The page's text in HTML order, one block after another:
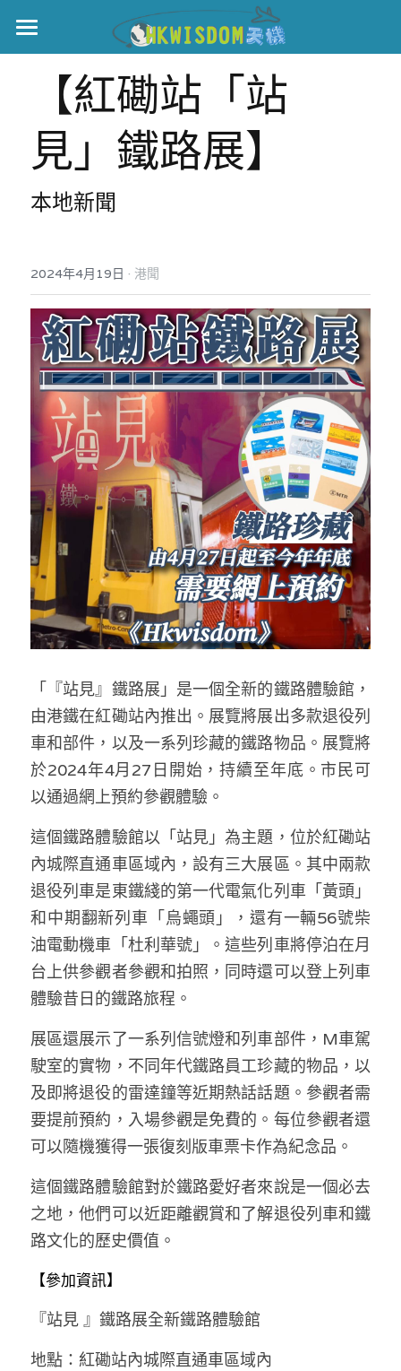
主頁
世界盃
伊美戰爭
美西媒體謊言實錄
宏福‧革新
宏福苑聽證會
宏福火災正視聽
記錄．宏福苑火災
港聞
中國
國際
娛樂
反華推手你要知
反華推手懶人包
民主派騙案十式
反華推手起底
美西霸凌內幕
美西極權主義
真相直擊
極端暴恐實錄
KOL 專欄
林淑芳專欄
屈穎妍專欄
朱庭萱專欄
莫綺琪專欄
黃萬成專欄
招國偉專欄
高松傑專欄
馮煒光專欄
趙處機專欄
KOL 精選
大衛sir專欄
龔靜儀大律師專欄
陳貴春大律師專欄
陳子遷律師專欄
羅浚軒專欄
溫志倫專欄
張美雄專欄
莊豪鋒專欄
絕密法庭檔案
醫院口岸爆炸案
屠龍小隊案
黎智英案審訊
支聯會案
35+顛覆案
吃喝玩指南
休閒好介紹
親子
花生仔漫畫週記
關於我們
人才招聘
投稿熱線
商戶合作
支持讚助
關於我們
搜索
繁體中文
繁體中文
English
【紅磡站「站
見」鐵路展】
本地新聞
2024年4月19日 · 港聞
「『站見』鐵路展」是一個全新的鐵路體驗館，
由港鐵在紅磡站內推出。展覽將展出多款退役列
車和部件，以及一系列珍藏的鐵路物品。展覽將
於2024年4月27日開始，持續至年底。市民可
以通過網上預約參觀體驗。
這個鐵路體驗館以「站見」為主題，位於紅磡站
內城際直通車區域內，設有三大展區。其中兩款
退役列車是東鐵綫的第一代電氣化列車「黃頭」
和中期翻新列車「烏蠅頭」，還有一輛56號柴
油電動機車「杜利華號」。這些列車將停泊在月
台上供參觀者參觀和拍照，同時還可以登上列車
體驗昔日的鐵路旅程。
展區還展示了一系列信號燈和列車部件，M車駕
駛室的實物，不同年代鐵路員工珍藏的物品，以
及即將退役的雷達鐘等近期熱話話題。參觀者需
要提前預約，入場參觀是免費的。每位參觀者還
可以隨機獲得一張復刻版車票卡作為紀念品。
這個鐵路體驗館對於鐵路愛好者來說是一個必去
之地，他們可以近距離觀賞和了解退役列車和鐵
路文化的歷史價值。
【參加資訊】
『站見 』鐵路展全新鐵路體驗館
地點：紅磡站內城際直通車區域內